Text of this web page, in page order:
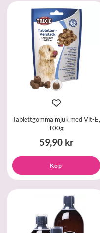
Tablettgömma mjuk med Vit-E,
100g
59,90 kr
Köp